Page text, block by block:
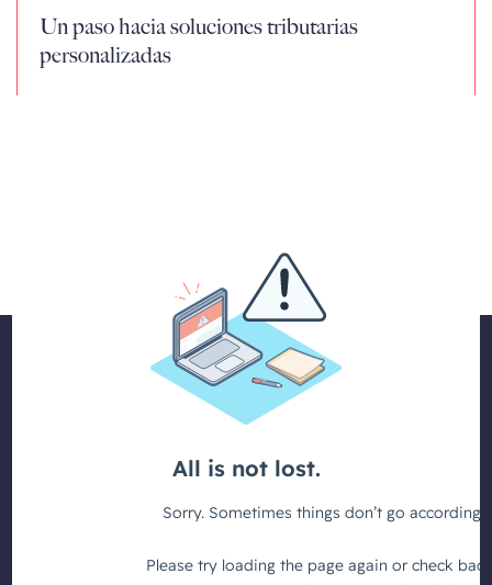
Un paso hacia soluciones tributarias
personalizadas